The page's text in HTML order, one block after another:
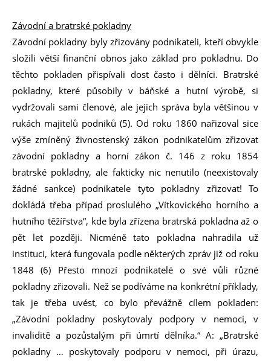
Závodní a bratrské pokladny
Závodní pokladny byly zřizovány podnikateli, kteří obvykle
složili větší finanční obnos jako základ pro pokladnu. Do
těchto pokladen přispívali dost často i dělníci. Bratrské
pokladny, které působily v báňské a hutní výrobě, si
vydržovali sami členové, ale jejich správa byla většinou v
rukách majitelů podniků (5). Od roku 1860 nařizoval sice
výše zmíněný živnostenský zákon podnikatelům zřizovat
závodní pokladny a horní zákon č. 146 z roku 1854
bratrské pokladny, ale fakticky nic nenutilo (neexistovaly
žádné sankce) podnikatele tyto pokladny zřizovat! To
dokládá třeba případ proslulého „Vítkovického horního a
hutního těžířstva“, kde byla zřízena bratrská pokladna až o
pět let později. Nicméně tato pokladna nahradila už
instituci, která fungovala podle některých zpráv již od roku
1848 (6) Přesto mnozí podnikatelé o své vůli různé
pokladny zřizovali. Než se podíváme na konkrétní příklady,
tak je třeba uvést, co bylo převážně cílem pokladen:
„Závodní pokladny poskytovaly podpory v nemoci, v
invaliditě a pozůstalým při úmrtí dělníka.“ A: „Bratrské
pokladny … poskytovaly podporu v nemoci, při úrazu,